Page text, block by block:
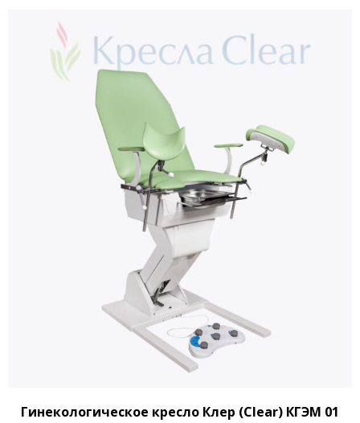
Гинекологическое кресло Клер (Clear) КГЭМ 01